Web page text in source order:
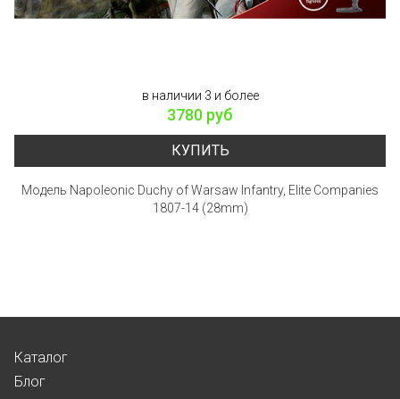
в наличии 3 и более
3780 руб
КУПИТЬ
Модель Napoleonic Duchy of Warsaw Infantry, Elite Companies
1807-14 (28mm)
Каталог
Блог